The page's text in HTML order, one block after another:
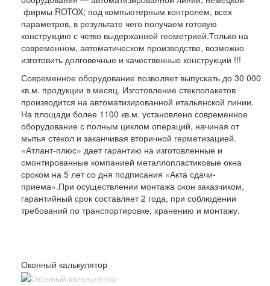
фирмы ROTOX; под компьютерным контролем, всех
параметров, в результате чего получаем готовую
конструкцию с четко выдержанной геометрией.Только на
современном, автоматическом производстве, возможно
изготовить долговечные и качественные конструкции !!!
Современное оборудование позволяет выпускать до 30 000
кв.м. продукции в месяц. Изготовление стеклопакетов
производится на автоматизированной итальянской линии.
На площади более 1100 кв.м. установлено современное
оборудование с полным циклом операций, начиная от
мытья стекол и заканчивая вторичной герметизацией.
«Атлант-плюс» дает гарантию на изготовленные и
смонтированные компанией металлопластиковые окна
сроком на 5 лет со дня подписания «Акта сдачи-
приема».При осуществлении монтажа окон заказчиком,
гарантийный срок составляет 2 года, при соблюдении
требований по транспортировке, хранению и монтажу.
Оконный калькулятор